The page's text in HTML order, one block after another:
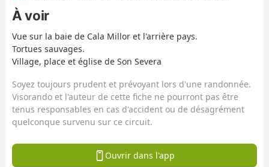
À voir
Vue sur la baie de Cala Millor et l'arrière pays.
Tortues sauvages.
Village, place et église de Son Severa
Soyez toujours prudent et prévoyant lors d'une randonnée.
Visorando et l'auteur de cette fiche ne pourront pas être
tenus responsables en cas d'accident ou de désagrément
quelconque survenu sur ce circuit.
Ouvrir dans l'app